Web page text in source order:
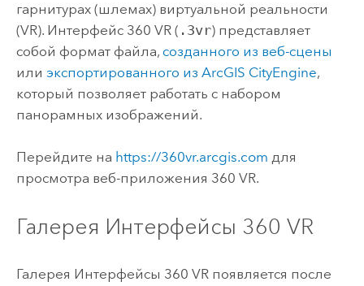
гарнитурах (шлемах) виртуальной реальности
(VR). Интерфейс 360 VR ( .3vr) представляет
собой формат файла, созданного из веб-сцены
или экспортированного из ArcGIS CityEngine,
который позволяет работать с набором
панорамных изображений.
Перейдите на https://360vr.arcgis.com для
просмотра веб-приложения 360 VR.
Галерея Интерфейсы 360 VR
Галерея Интерфейсы 360 VR появляется после